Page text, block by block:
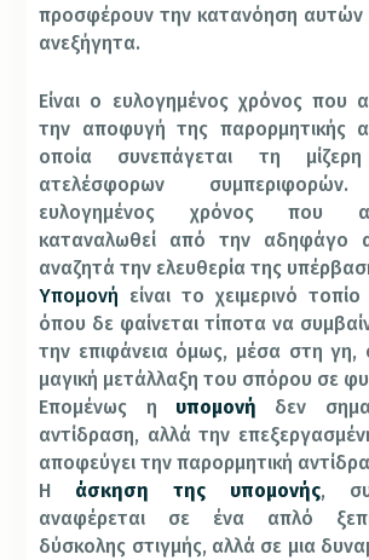
προσφέρουν την κατανόηση αυτών
ανεξήγητα.
Είναι ο ευλογημένος χρόνος που
την αποφυγή της παρορμητικής
οποία συνεπάγεται τη
ατελέσφορων
ευλογημένος χρόνος που
καταναλωθεί από την αδηφάγο
αναζητά την ελευθερία της
Υπομονή είναι το χειμερινό
όπου δε φαίνεται τίποτα να
την επιφάνεια όμως, μέσα στη γη,
μαγική μετάλλαξη του σπόρου σε
Επομένως η υπομονή δεν
αντίδραση, αλλά την
αποφεύγει την παρορμητική
Η άσκηση της υπομονής,
αναφέρεται σε ένα απλό
δύσκολης στιγμής, αλλά σε μια